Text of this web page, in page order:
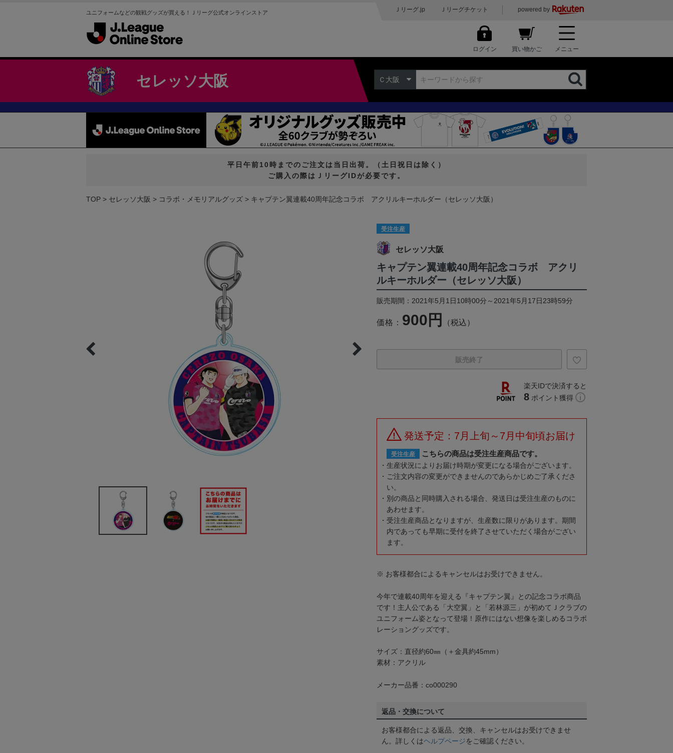
ユニフォームなどの観戦グッズが買える！Ｊリーグ公式オンラインストア Ｊリーグ.jp Ｊリーグチケット powered by
ログイン 買い物かご メニュー
セレッソ大阪 Ｃ大阪
平日午前10時までのご注文は当日出荷。（土日祝日は除く）
ご購入の際はＪリーグIDが必要です。
TOP セレッソ大阪 コラボ・メモリアルグッズ キャプテン翼連載40周年記念コラボ アクリルキーホルダー（セレッソ大阪）
受注生産
セレッソ大阪
キャプテン翼連載40周年記念コラボ アクリ
ルキーホルダー（セレッソ大阪）
販売期間：2021年5月1日10時00分～2021年5月17日23時59分
価格： 900円 （税込）
販売終了
楽天IDで決済すると
8 ポイント獲得
発送予定：7月上旬～7月中旬頃お届け
受注生産 こちらの商品は受注生産商品です。
生産状況によりお届け時期が変更になる場合がございます。
ご注文内容の変更ができませんのであらかじめご了承くださ
い。
別の商品と同時購入される場合、発送日は受注生産のものに
あわせます。
受注生産商品となりますが、生産数に限りがあります。期間
内であっても早期に受付を終了させていただく場合がござい
ます。
※ お客様都合によるキャンセルはお受けできません。
今年で連載40周年を迎える『キャプテン翼』との記念コラボ商品
です！主人公である「大空翼」と「若林源三」が初めてＪクラブの
ユニフォーム姿となって登場！原作にはない想像を楽しめるコラボ
レーショングッズです。
サイズ：直径約60㎜（＋金具約45mm）
素材：アクリル
メーカー品番：co000290
返品・交換について
お客様都合による返品、交換、キャンセルはお受けできませ
ん。詳しくはヘルプページをご確認ください。